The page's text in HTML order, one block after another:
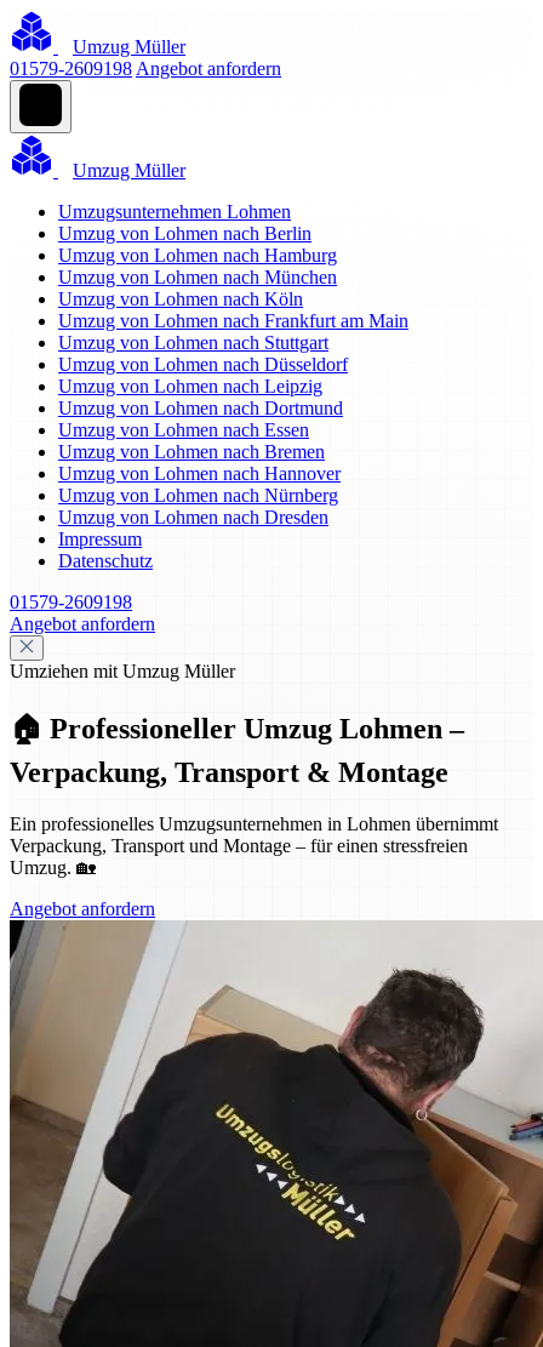
Umzug Müller
01579-2609198 Angebot anfordern
Umzug Müller
Umzugsunternehmen Lohmen
Umzug von Lohmen nach Berlin
Umzug von Lohmen nach Hamburg
Umzug von Lohmen nach München
Umzug von Lohmen nach Köln
Umzug von Lohmen nach Frankfurt am Main
Umzug von Lohmen nach Stuttgart
Umzug von Lohmen nach Düsseldorf
Umzug von Lohmen nach Leipzig
Umzug von Lohmen nach Dortmund
Umzug von Lohmen nach Essen
Umzug von Lohmen nach Bremen
Umzug von Lohmen nach Hannover
Umzug von Lohmen nach Nürnberg
Umzug von Lohmen nach Dresden
Impressum
Datenschutz
01579-2609198
Angebot anfordern
Umziehen mit Umzug Müller
🏠 Professioneller Umzug Lohmen –
Verpackung, Transport & Montage
Ein professionelles Umzugsunternehmen in Lohmen übernimmt
Verpackung, Transport und Montage – für einen stressfreien
Umzug. 🏡
Angebot anfordern